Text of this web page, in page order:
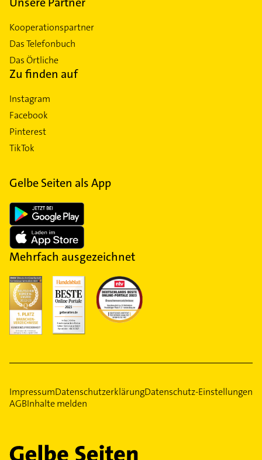
Kooperationspartner
Das Telefonbuch
Das Örtliche
Zu finden auf
Instagram
Facebook
Pinterest
TikTok
Gelbe Seiten als App
Mehrfach ausgezeichnet
ImpressumDatenschutzerklärungDatenschutz-Einstellungen
AGBInhalte melden